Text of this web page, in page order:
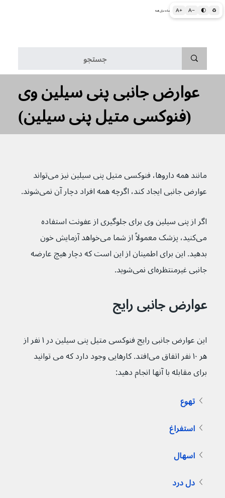
A+ A− 🌓 ♻ اطلاعات پزشکی و بهداشتی به زبان ساده برای همه
عوارض جانبی پنی سیلین وی
(فنوکسی متیل پنی سیلین)
مانند همه داروها، فنوکسی متیل پنی سیلین نیز می‌تواند
عوارض جانبی ایجاد کند، اگرچه همه افراد دچار آن نمی‌شوند.
اگر از پنی سیلین وی برای جلوگیری از عفونت استفاده
می‌کنید، پزشک معمولاً از شما می‌خواهد آزمایش خون
بدهید. این برای اطمینان از این است که دچار هیچ عارضه
جانبی غیرمنتظره‌ای نمی‌شوید.
عوارض جانبی رایج
این عوارض جانبی رایج فنوکسی متیل پنی سیلین در ۱ نفر از
هر ۱۰ نفر اتفاق می‌افتد. کارهایی وجود دارد که می توانید
برای مقابله با آنها انجام دهید:
تهوع
استفراغ
اسهال
دل درد